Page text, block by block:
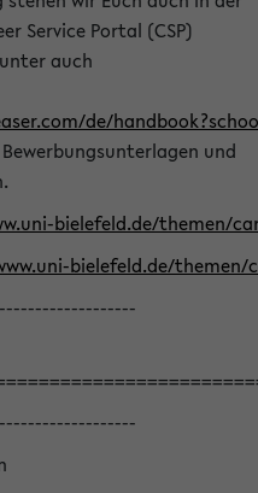
Service Portal (CSP)
auch
de/
und
bielefeld.de/themen/
bielefeld.de/